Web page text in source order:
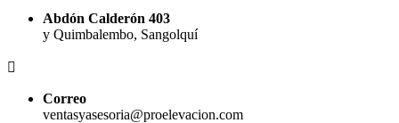
Abdón Calderón 403
y Quimbalembo, Sangolquí
Correo
ventasyasesoria@proelevacion.com